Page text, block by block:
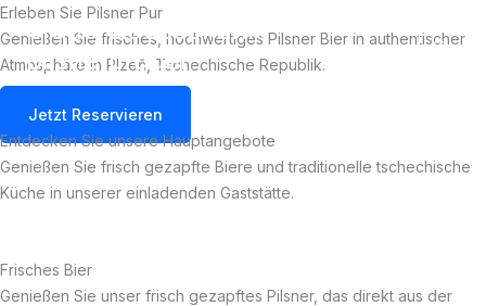
Zum
Inhalt
springen
brauereiausschank-
pilsnerurquell
Erleben Sie Pilsner Pur
Genießen Sie frisches, hochwertiges Pilsner Bier in authentischer
Atmosphäre in Plzeň, Tschechische Republik.
Jetzt Reservieren
Entdecken Sie unsere Hauptangebote
Genießen Sie frisch gezapfte Biere und traditionelle tschechische
Küche in unserer einladenden Gaststätte.
Frisches Bier
Genießen Sie unser frisch gezapftes Pilsner, das direkt aus der